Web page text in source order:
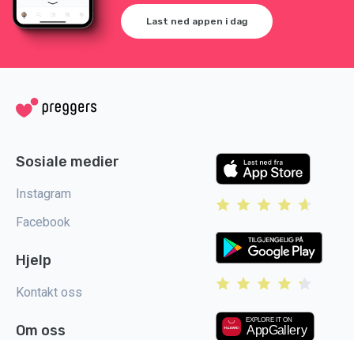
Last ned appen i dag
Sosiale medier
Instagram
Facebook
Hjelp
Kontakt oss
Om oss